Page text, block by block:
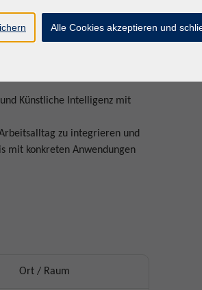
online in der vhs.cloud statt,
Künstliche Intelligenz mit
zu integrieren und
mit konkreten Anwendungen
Ort / Raum
Alle Cookies akzeptieren und